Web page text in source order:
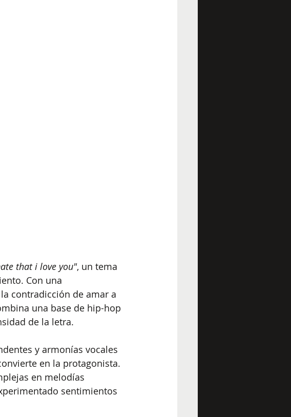
that i love you", un tema
Con una
contradicción de amar a
una base de hip-hop
de la letra.
y armonías vocales
en la protagonista.
en melodías
sentimientos